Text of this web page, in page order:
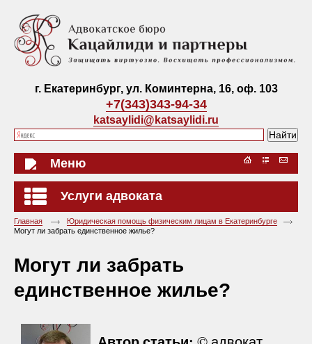
г. Екатеринбург, ул. Коминтерна, 16, оф. 103
+7(343)343-94-34
katsaylidi@katsaylidi.ru
Меню
Услуги адвоката
Главная
Юридическая помощь физическим лицам в Екатеринбурге
Могут ли забрать единственное жилье?
Могут ли забрать
единственное жилье?